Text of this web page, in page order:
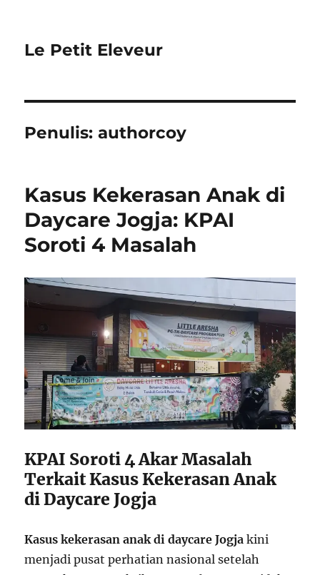
Le Petit Eleveur
Penulis:authorcoy
Kasus Kekerasan Anak di
Daycare Jogja: KPAI
Soroti 4 Masalah
KPAI Soroti 4 Akar Masalah
Terkait Kasus Kekerasan Anak
di Daycare Jogja
Kasus kekerasan anak di daycare Jogja kini
menjadi pusat perhatian nasional setelah